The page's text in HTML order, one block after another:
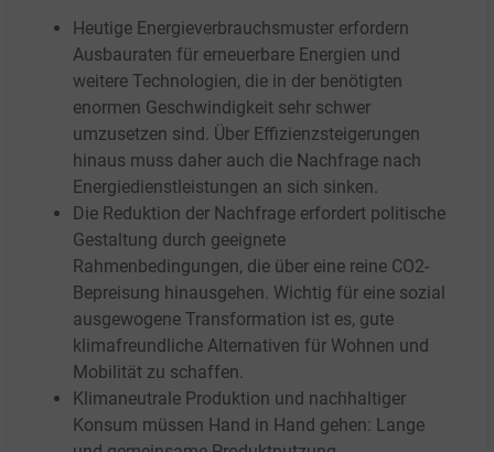
Heutige Energieverbrauchsmuster erfordern
Ausbauraten für erneuerbare Energien und
weitere Technologien, die in der benötigten
enormen Geschwindigkeit sehr schwer
umzusetzen sind. Über Effizienzsteigerungen
hinaus muss daher auch die Nachfrage nach
Energiedienstleistungen an sich sinken.
Die Reduktion der Nachfrage erfordert politische
Gestaltung durch geeignete
Rahmenbedingungen, die über eine reine CO2-
Bepreisung hinausgehen. Wichtig für eine sozial
ausgewogene Transformation ist es, gute
klimafreundliche Alternativen für Wohnen und
Mobilität zu schaffen.
Klimaneutrale Produktion und nachhaltiger
Konsum müssen Hand in Hand gehen: Lange